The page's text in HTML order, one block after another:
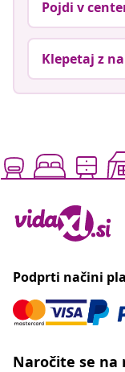
Pojdi v
Klepetaj z
Podprti načini
Naročite se na